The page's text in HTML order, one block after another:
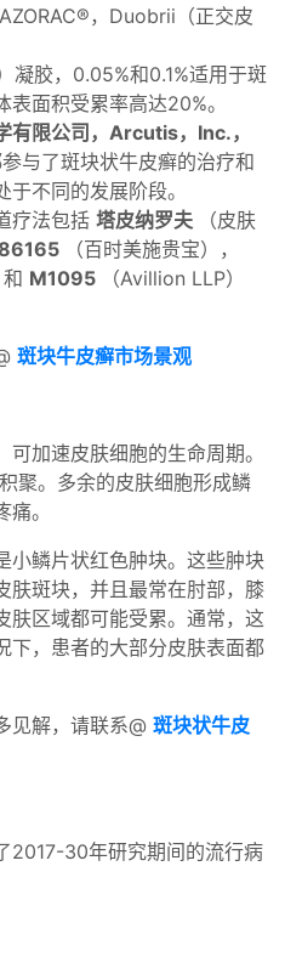
，Duobrii（正交皮
凝胶，0.05%和0.1%适用于斑
表面积受累率高达20%。
有限公司，Arcutis，Inc.，
与了斑块状牛皮癣的治疗和
于不同的发展阶段。
疗法包括 塔皮纳罗夫
（皮肤
（百时美施贵宝），
M1095
（Avillion LLP）
斑块牛皮癣市场景观
加速皮肤细胞的生命周期。
聚。多余的皮肤细胞形成鳞
痛。
小鳞片状红色肿块。这些肿块
肤斑块，并且最常在肘部，膝
肤区域都可能受累。通常，这
下，患者的大部分皮肤表面都
见解，请联系@ 斑块状牛皮
2017-30年研究期间的流行病